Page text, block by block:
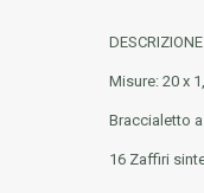
DESCRIZIONE
Misure: 20 x
Braccialetto
16 Zaffiri